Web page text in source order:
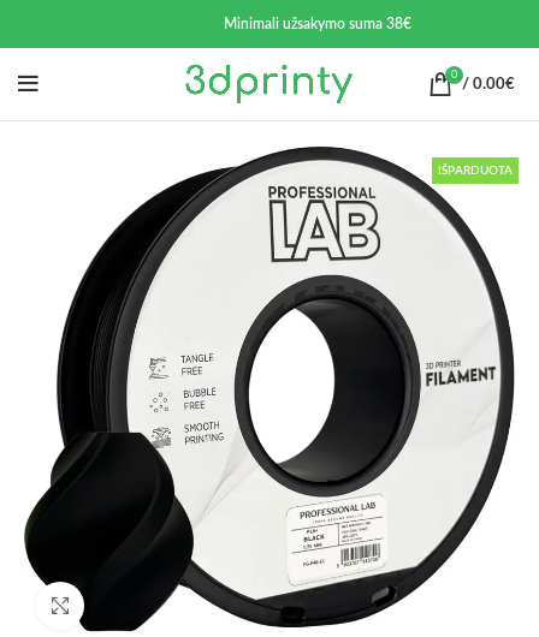
Minimali užsakymo suma 38€
0
/ 0.00€
IŠPARDUOTA
Spustelėkite norėdami padidinti